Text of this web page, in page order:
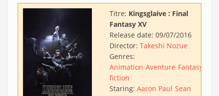
Titre: Kingsglaive : Final
Fantasy XV
Release date: 09/07/2016
Director: Takeshi Nozue
Genres:
Animation Aventure Fantasy
fiction
Staring: Aaron Paul Sean